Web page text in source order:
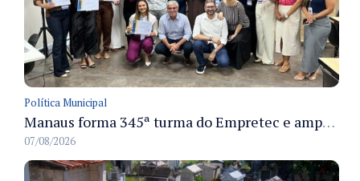
Política Municipal
Manaus forma 345ª turma do Empretec e amplia qualificação de empreendedores na cidade
07/08/2026